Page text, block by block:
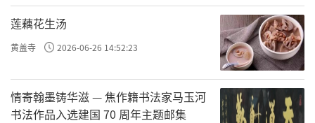
莲藕花生汤
黄盖寺 2026-06-26 14:52:23
情寄翰墨铸华滋 — 焦作籍书法家马玉河
书法作品入选建国 70 周年主题邮集